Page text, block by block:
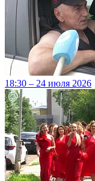
18:30 – 24 июля 2026